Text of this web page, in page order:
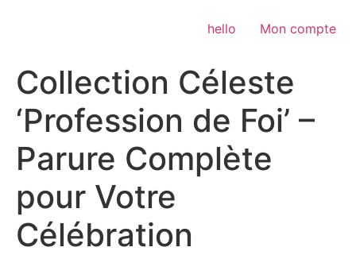
hello Mon compte
Collection Céleste
‘Profession de Foi’ –
Parure Complète
pour Votre
Célébration